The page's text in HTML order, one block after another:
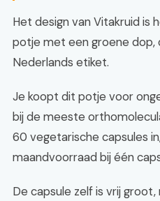
Het design van Vitakruid is
potje met een groene dop,
Nederlands etiket.
Je koopt dit potje voor
bij de meeste
60 vegetarische capsules
maandvoorraad bij één
De capsule zelf is vrij groot,